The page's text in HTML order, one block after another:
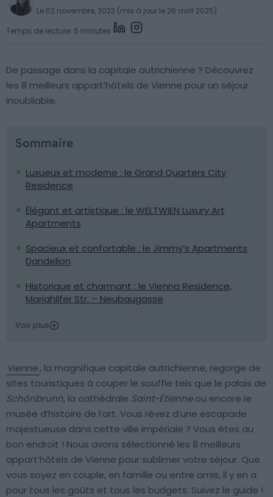
Le 02 novembre, 2023 (mis à jour le 26 avril 2025)
Temps de lecture: 5 minutes
De passage dans la capitale autrichienne ? Découvrez
les 8 meilleurs appart’hôtels de Vienne pour un séjour
inoubliable.
Sommaire
Luxueux et moderne : le Grand Quarters City
Residence
Élégant et artistique : le WELTWIEN Luxury Art
Apartments
Spacieux et confortable : le Jimmy’s Apartments
Dandelion
Historique et charmant : le Vienna Residence,
Mariahilfer Str. – Neubaugasse
Voir plus
Vienne, la magnifique capitale autrichienne, regorge de
sites touristiques à couper le souffle tels que le palais de
Schönbrunn, la cathédrale Saint-Étienneou encore le
musée d’histoire de l’art. Vous rêvez d’une escapade
majestueuse dans cette ville impériale ? Vous êtes au
bon endroit ! Nous avons sélectionné les 8 meilleurs
appart’hôtels de Vienne pour sublimer votre séjour. Que
vous soyez en couple, en famille ou entre amis, il y en a
pour tous les goûts et tous les budgets. Suivez le guide !